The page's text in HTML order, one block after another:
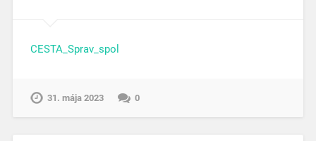
CESTA_Sprav_spol
31. mája 2023 0